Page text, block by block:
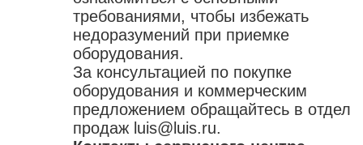
требованиями, чтобы избежать
недоразумений при приемке
оборудования.
За консультацией по покупке
оборудования и коммерческим
предложением обращайтесь в отдел
продаж luis@luis.ru.